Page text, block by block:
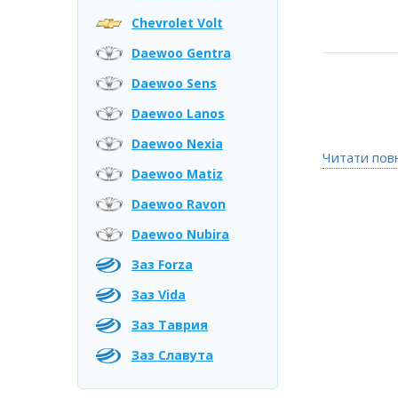
Chevrolet Volt
Daewoo Gentra
Daewoo Sens
Daewoo Lanos
Daewoo Nexia
Daewoo Matiz
Daewoo Ravon
Daewoo Nubira
Заз Forza
Заз Vida
Заз Таврия
Заз Славута
Читати